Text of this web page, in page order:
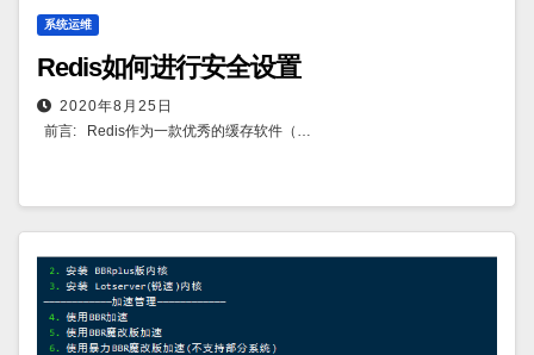
系统运维
Redis如何进行安全设置
2020年8月25日
前言: Redis作为一款优秀的缓存软件（…